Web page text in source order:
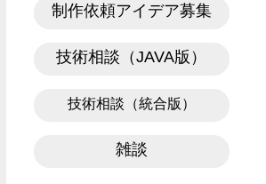
制作依頼アイデア募集
技術相談（JAVA版）
技術相談（統合版）
雑談